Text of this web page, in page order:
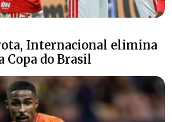
Internacional elimina
Copa do Brasil